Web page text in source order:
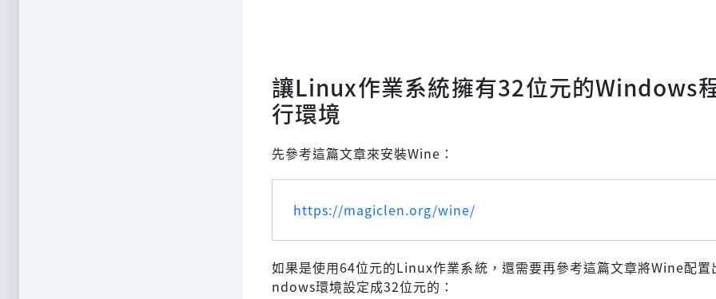
讓Linux作業系統擁有32位元的Windows
行環境
先參考這篇文章來安裝Wine：
https://magiclen.org/wine/
如果是使用64位元的Linux作業系統，還需要再參考這篇文章將Wine配置
ndows環境設定成32位元的：